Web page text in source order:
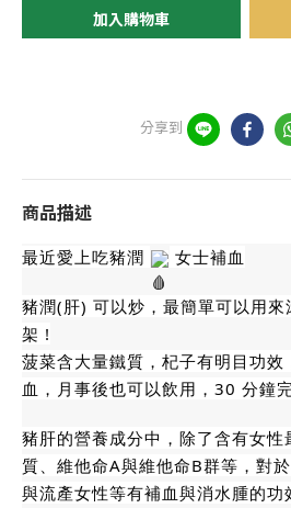
加入購物車
分享到
商品描述
最近愛上吃豬潤 女士補血
豬潤(肝) 可以炒，最簡單可以用
架 !
菠菜含大量鐵質，杞子有明目功
血，月事後也可以飲用，30 分鐘
豬肝的營養成分中，除了含有女性
質、維他命A與維他命B群等，對
與流產女性等有補血與消水腫的